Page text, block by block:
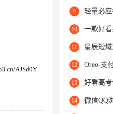
AJSd0Y
9 轻量必
10 一款好
11 星辰短
12 Oreo-支
13 好看高
14 微信QQ